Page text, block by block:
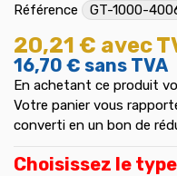
Référence GT-1000-
20,21 € avec
16,70 € sans TVA
En achetant ce produit
Votre panier vous
converti en un bon de
Choisissez le